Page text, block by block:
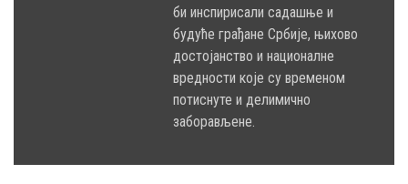
би инспирисали садашње и
будуће грађане Србије, њихово
достојанство и националне
вредности које су временом
потиснуте и делимично
заборављене.